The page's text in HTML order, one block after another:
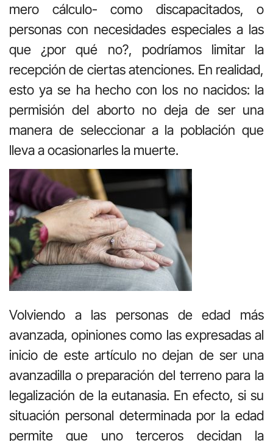
mero cálculo- como discapacitados, o
personas con necesidades especiales a las
que ¿por qué no?, podríamos limitar la
recepción de ciertas atenciones. En realidad,
esto ya se ha hecho con los no nacidos: la
permisión del aborto no deja de ser una
manera de seleccionar a la población que
lleva a ocasionarles la muerte.
Volviendo a las personas de edad más
avanzada, opiniones como las expresadas al
inicio de este artículo no dejan de ser una
avanzadilla o preparación del terreno para la
legalización de la eutanasia. En efecto, si su
situación personal determinada por la edad
permite que uno terceros decidan la